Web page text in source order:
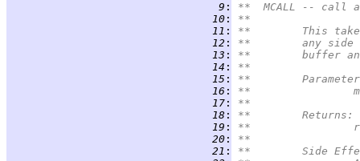
   9
:
**  MCALL -- call a
  10
:
**
  11
:
**	This
  12
:
**	any
  13
:
**	buffer
  14
:
**
  15
:
**
  16
:
  17
:
**
  18
:
**	Returns:
  19
:
  20
:
**
  21
:
**	Side